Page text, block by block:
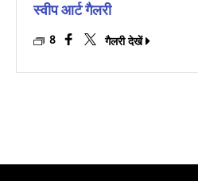
स्वीप आर्ट गैलरी
8
गैलरी देखें